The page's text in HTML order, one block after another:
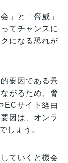
」と「脅威」
てチャンスに
になる恐れが
要因である景
がるため、脅
ECサイト経由
因は、オンラ
しょう。
ていくと機会